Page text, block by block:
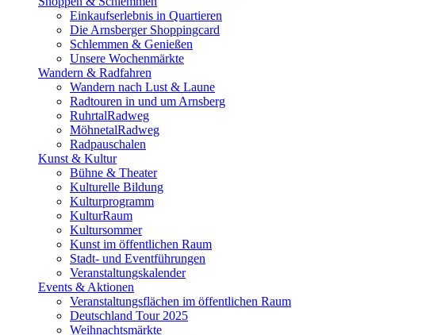
Einkaufserlebnis in Quartieren
Die Arnsberger Shoppingcard
Schlemmen & Genießen
Unsere Wochenmärkte
Wandern & Radfahren
Wandern nach Lust & Laune
Radtouren in und um Arnsberg
RuhrtalRadweg
MöhnetalRadweg
Radpauschalen
Kunst & Kultur
Bühne & Theater
Kulturelle Bildung
Kulturprogramm
KulturRaum
Kultursommer
Kunst im öffentlichen Raum
Stadt- und Eventführungen
Veranstaltungskalender
Events & Aktionen
Veranstaltungsflächen im öffentlichen Raum
Deutschland Tour 2025
Weihnachtsmärkte